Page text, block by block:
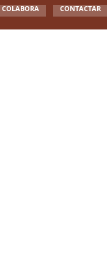
COLABORA CONTACTAR